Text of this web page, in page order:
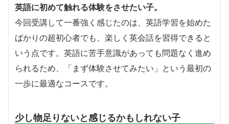
英語に初めて触れる体験をさせたい子。
今回受講して一番強く感じたのは、英語学習を始めた
ばかりの超初心者でも、楽しく英会話を習得できると
いう点です。英語に苦手意識があっても問題なく進め
られるため、「まず体験させてみたい」という最初の
一歩に最適なコースです。
少し物足りないと感じるかもしれない子